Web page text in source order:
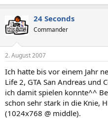
24 Seconds
Commander
2. August 2007
Ich hatte bis vor einem Jahr
Life 2, GTA San Andreas und
ich damit spielen konnte^^
schon sehr stark in die Knie,
(1024x768 @ middle).